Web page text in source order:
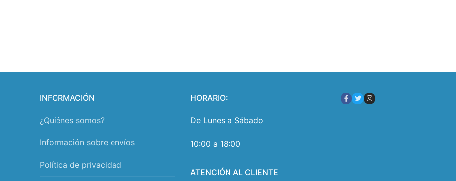
INFORMACIÓN
¿Quiénes somos?
Información sobre envíos
Política de privacidad
HORARIO:
De Lunes a Sábado
10:00 a 18:00
ATENCIÓN AL CLIENTE